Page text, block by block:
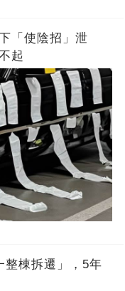
「使陰招」泄
起
整棟拆遷」，5年